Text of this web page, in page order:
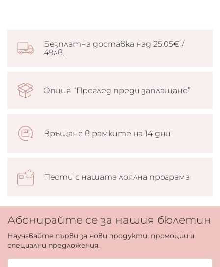
Безплатна доставка над 25.05€ /
49лв.
Опция “Преглед преди заплащане”
Връщане в рамките на 14 дни
Пести с нашата лоялна програма
Абонирайте се за нашия бюлетин
Научавайте първи за нови продукти, промоции и
специални предложения.